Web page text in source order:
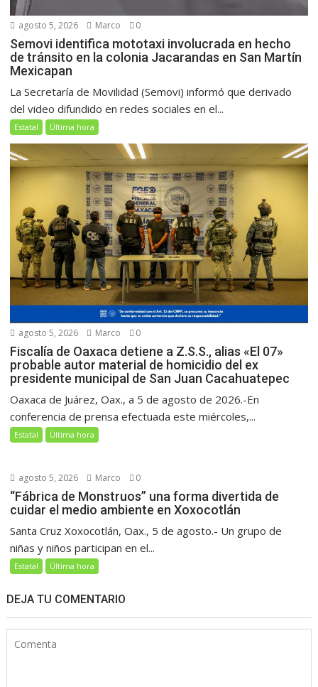
agosto 5, 2026 Marco 0
Semovi identifica mototaxi involucrada en hecho
de tránsito en la colonia Jacarandas en San Martín
Mexicapan
La Secretaría de Movilidad (Semovi) informó que derivado
del video difundido en redes sociales en el...
Estatal Última hora
agosto 5, 2026 Marco 0
Fiscalía de Oaxaca detiene a Z.S.S., alias «El 07»
probable autor material de homicidio del ex
presidente municipal de San Juan Cacahuatepec
Oaxaca de Juárez, Oax., a 5 de agosto de 2026.-En
conferencia de prensa efectuada este miércoles,...
Estatal Última hora
agosto 5, 2026 Marco 0
“Fábrica de Monstruos” una forma divertida de
cuidar el medio ambiente en Xoxocotlán
Santa Cruz Xoxocotlán, Oax., 5 de agosto.- Un grupo de
niñas y niños participan en el...
Estatal Última hora
DEJA TU COMENTARIO